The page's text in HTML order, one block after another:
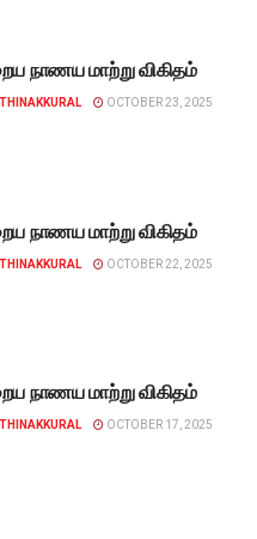
நாணய மாற்று விகிதம்
OCTOBER 23, 2025
நாணய மாற்று விகிதம்
OCTOBER 22, 2025
நாணய மாற்று விகிதம்
OCTOBER 17, 2025